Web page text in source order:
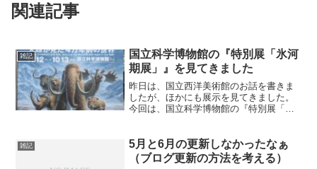
関連記事
雑記
国立科学博物館の『特別展「氷河
期展」』を見てきました
昨日は、国立西洋美術館のお話を書きま
したが、ほかにも展示を見てきました。
今回は、国立科学博物館の『特別展「氷
きます。公式リンク：展示に行っての感
想今回の展示では、氷...
雑記
5月と6月の更新しなかったなぁ
（ブログ更新の方法を考える）